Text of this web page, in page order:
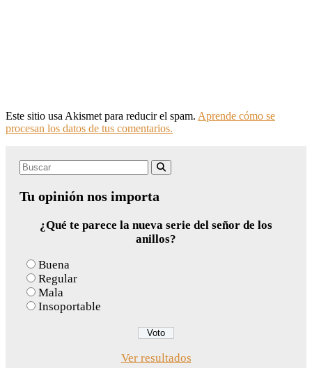
Este sitio usa Akismet para reducir el spam. Aprende cómo se
procesan los datos de tus comentarios.
Search
Tu opinión nos importa
¿Qué te parece la nueva serie del señor de los
anillos?
Buena
Regular
Mala
Insoportable
Ver resultados